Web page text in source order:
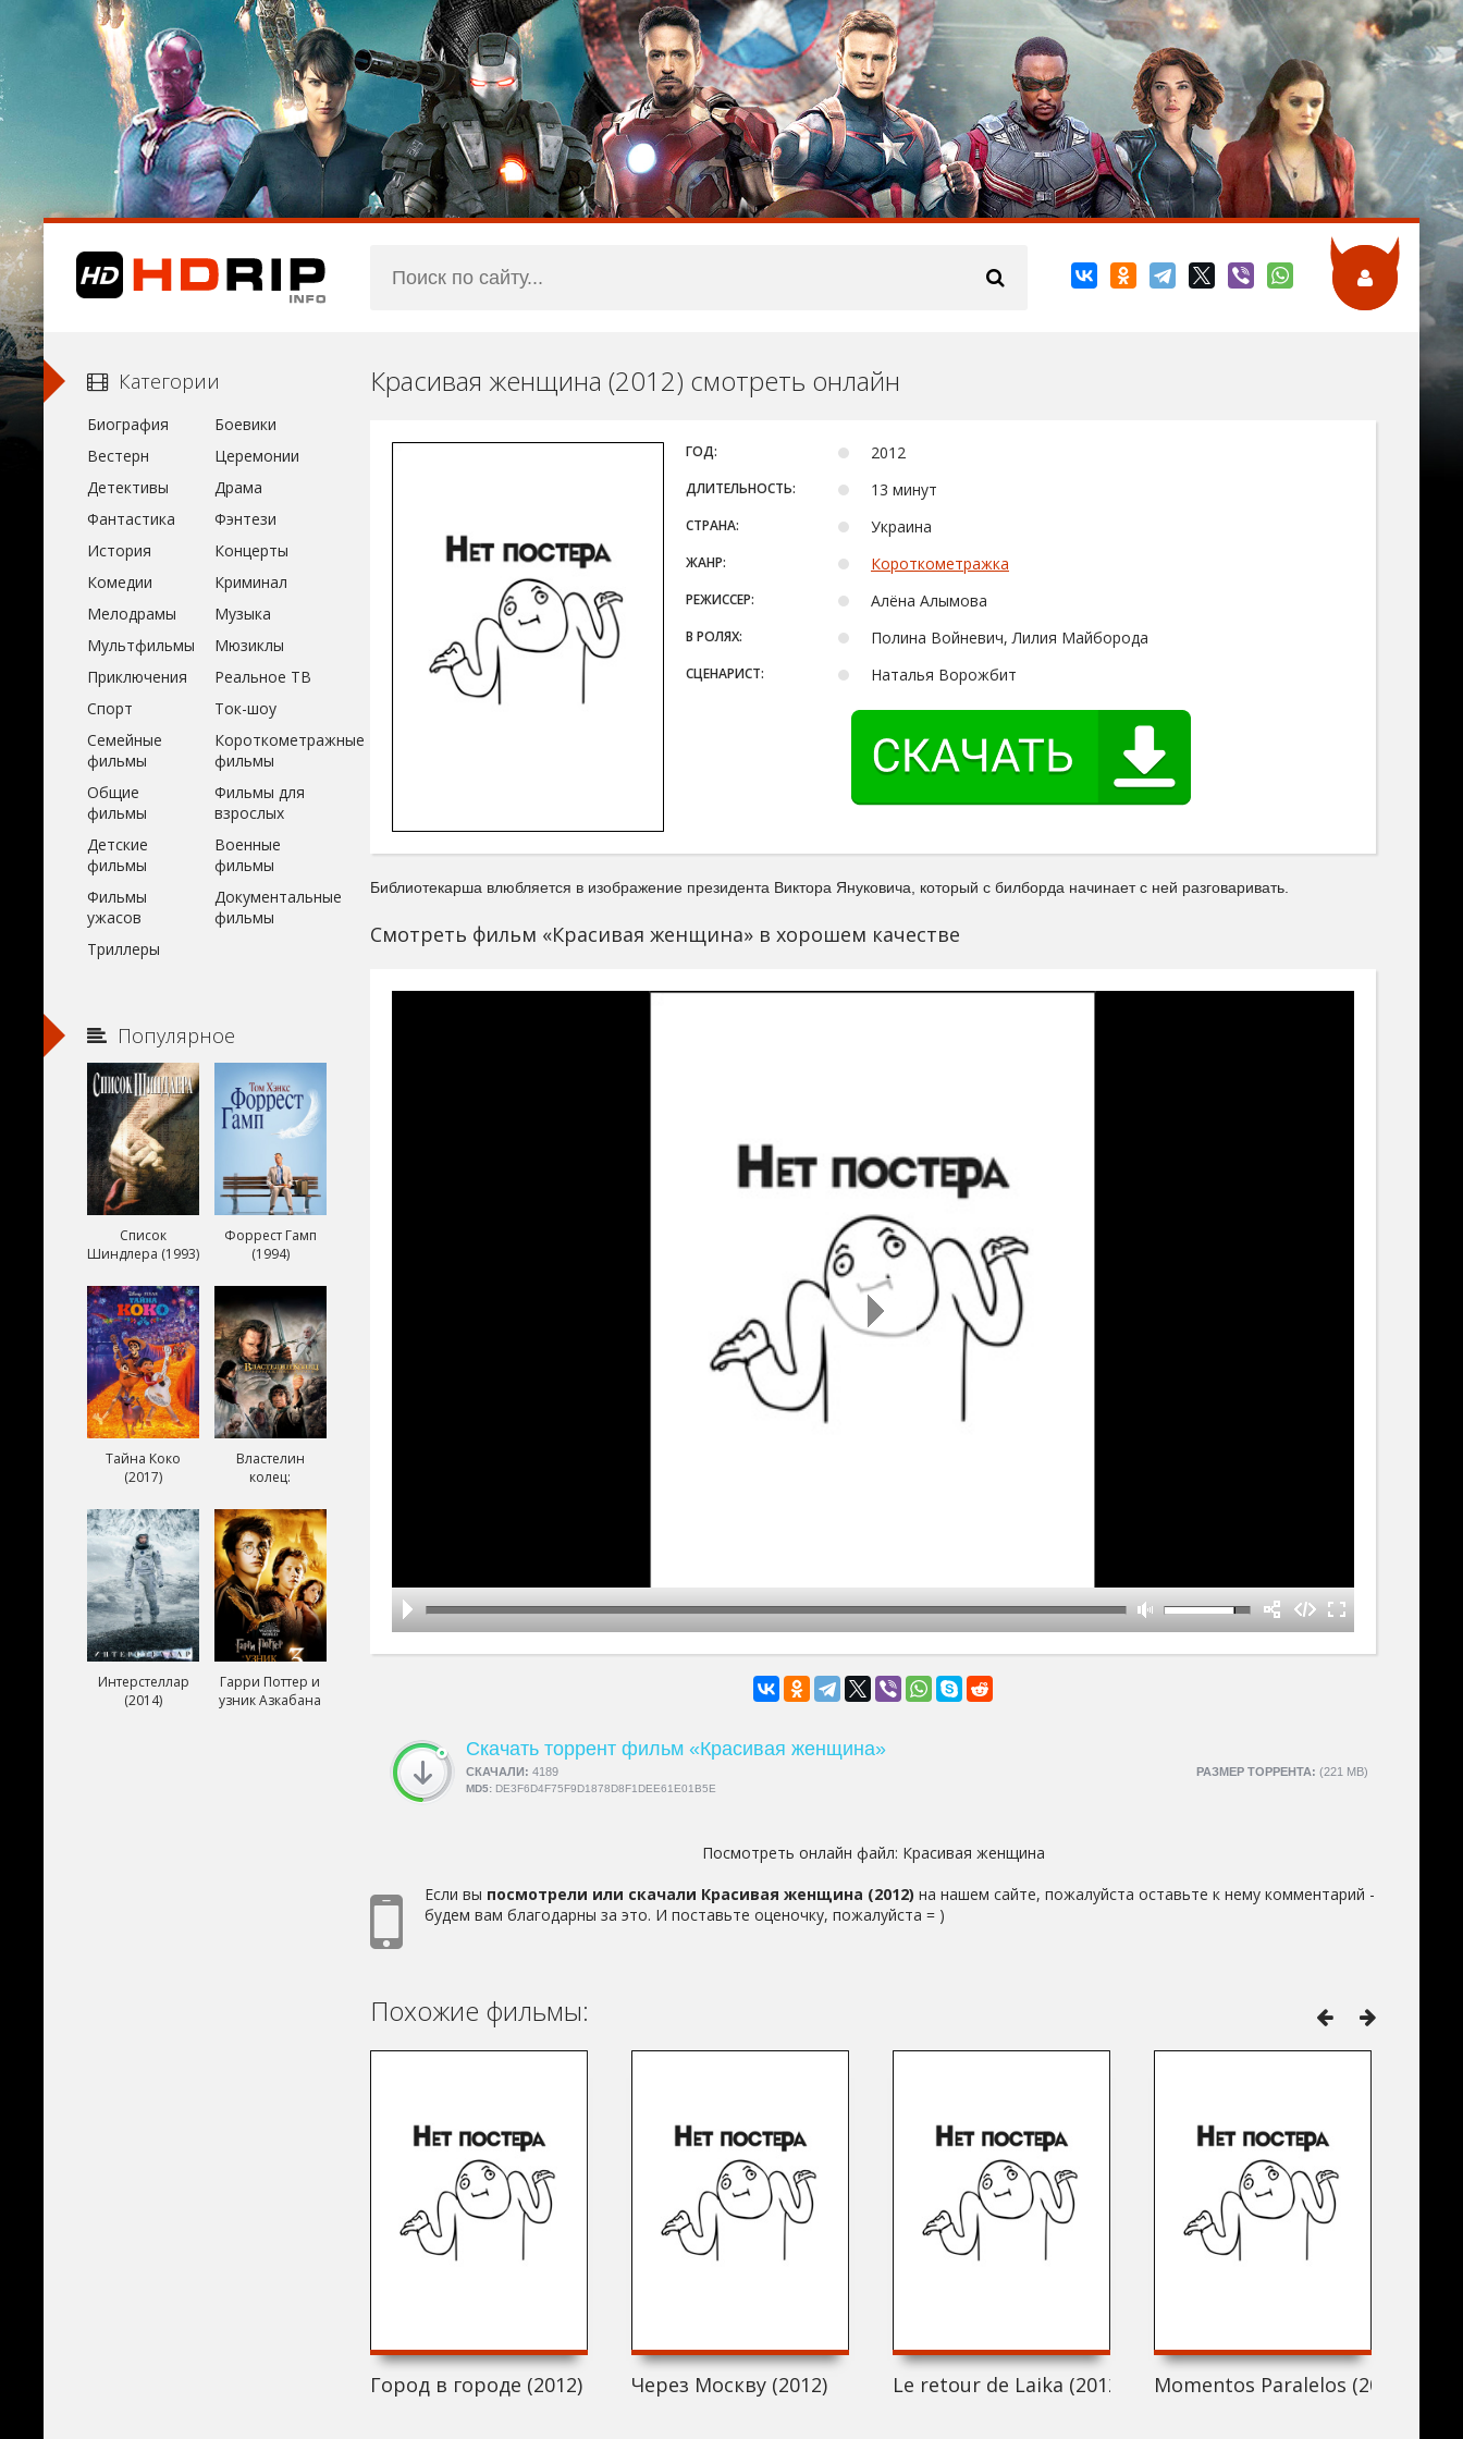
Красивая женщина (2012) смотреть онлайн
ГОД: 2012
ДЛИТЕЛЬНОСТЬ: 13 минут
СТРАНА: Украина
ЖАНР: Короткометражка
РЕЖИССЕР: Алёна Алымова
В РОЛЯХ: Полина Войневич, Лилия Майборода
СЦЕНАРИСТ: Наталья Ворожбит
Библиотекарша влюбляется в изображение президента Виктора Януковича, который с билборда начинает с ней разговаривать.
Смотреть фильм «Красивая женщина» в хорошем качестве
Скачать торрент фильм «Красивая женщина»
РАЗМЕР ТОРРЕНТА: (221 MB)
СКАЧАЛИ: 4189
MD5: DE3F6D4F75F9D1878D8F1DEE61E01B5E
Посмотреть онлайн файл: Красивая женщина
Если вы посмотрели или скачали Красивая женщина (2012) на нашем сайте, пожалуйста оставьте к нему комментарий -
будем вам благодарны за это. И поставьте оценочку, пожалуйста = )
Похожие фильмы:
Город в городе (2012) Через Москву (2012) Le retour de Laika (2012) Momentos Paralelos (2012)
Категории
Биография
Боевики
Вестерн
Церемонии
Детективы
Драма
Фантастика
Фэнтези
История
Концерты
Комедии
Криминал
Мелодрамы
Музыка
Мультфильмы
Мюзиклы
Приключения
Реальное ТВ
Спорт
Ток-шоу
Семейные
фильмы
Короткометражные
фильмы
Общие
фильмы
Фильмы для
взрослых
Детские
фильмы
Военные
фильмы
Фильмы
ужасов
Документальные
фильмы
Триллеры
Популярное
Список
Шиндлера (1993)
Форрест Гамп
(1994)
Тайна Коко
(2017)
Властелин
колец:
короля (2003)
Интерстеллар
(2014)
Гарри Поттер и
узник Азкабана